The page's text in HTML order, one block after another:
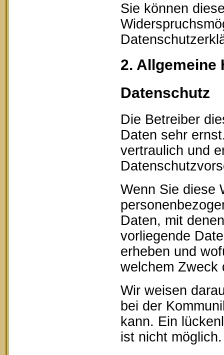
Sie können
2. Allgemeine
Datenschutz
Die Betreiber
Daten sehr
vertraulich und
Wenn Sie diese
Daten, mit
vorliegende
erheben und
welchem Zweck
Wir weisen
bei der
kann. Ein
ist nicht möglich.